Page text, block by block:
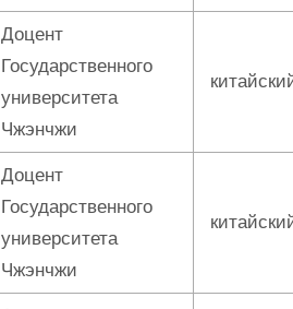
Доцент
Государственного
университета
Чжэнчжи
Доцент
Государственного
университета
Чжэнчжи